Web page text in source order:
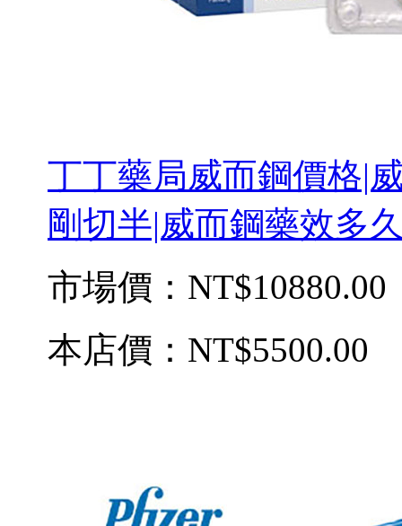
丁丁藥局威而鋼價格|
剛切半|威而鋼藥效多
市場價： NT$10880.00
本店價： NT$5500.00